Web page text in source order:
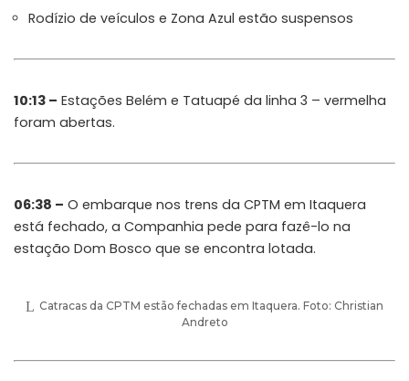
Rodízio de veículos e Zona Azul estão suspensos
10:13 – Estações Belém e Tatuapé da linha 3 – vermelha
foram abertas.
06:38 – O embarque nos trens da CPTM em Itaquera
está fechado, a Companhia pede para fazê-lo na
estação Dom Bosco que se encontra lotada.
Catracas da CPTM estão fechadas em Itaquera. Foto: Christian
Andreto